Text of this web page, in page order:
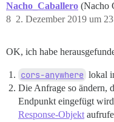
Nacho_Caballero (Nacho
2. Dezember 2019 um
8
OK, ich habe
cors-anywhere lokal
Die Anfrage so ändern,
Endpunkt eingefügt
Response-Objekt